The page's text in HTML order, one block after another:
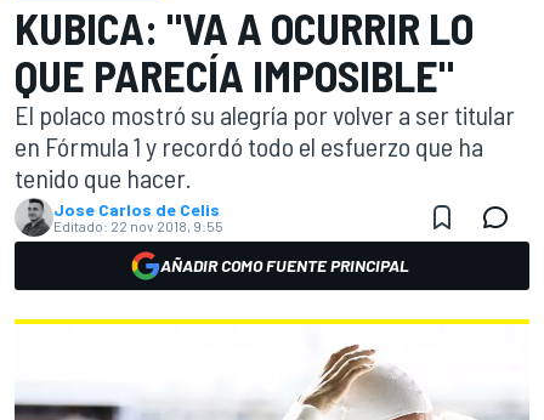
KUBICA: "VA A OCURRIR LO
QUE PARECÍA IMPOSIBLE"
El polaco mostró su alegría por volver a ser titular
en Fórmula 1 y recordó todo el esfuerzo que ha
tenido que hacer.
Jose Carlos de Celis
Editado: 22 nov 2018, 9:55
AÑADIR COMO FUENTE PRINCIPAL